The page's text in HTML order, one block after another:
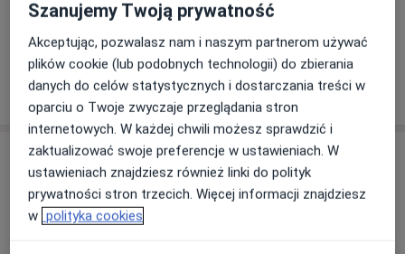
Pokaż więcejo doświadczeniu
Usługi i ceny
Fizjoterapia
230 zł Szczegóły Umów wizytę
Szanujemy Twoją prywatność
Akceptując, pozwalasz nam i naszym partnerom używać
plików cookie (lub podobnych technologii) do zbierania
danych do celów statystycznych i dostarczania treści w
oparciu o Twoje zwyczaje przeglądania stron
internetowych. W każdej chwili możesz sprawdzić i
zaktualizować swoje preferencje w ustawieniach. W
ustawieniach znajdziesz również linki do polityk
prywatności stron trzecich. Więcej informacji znajdziesz
w polityka cookies